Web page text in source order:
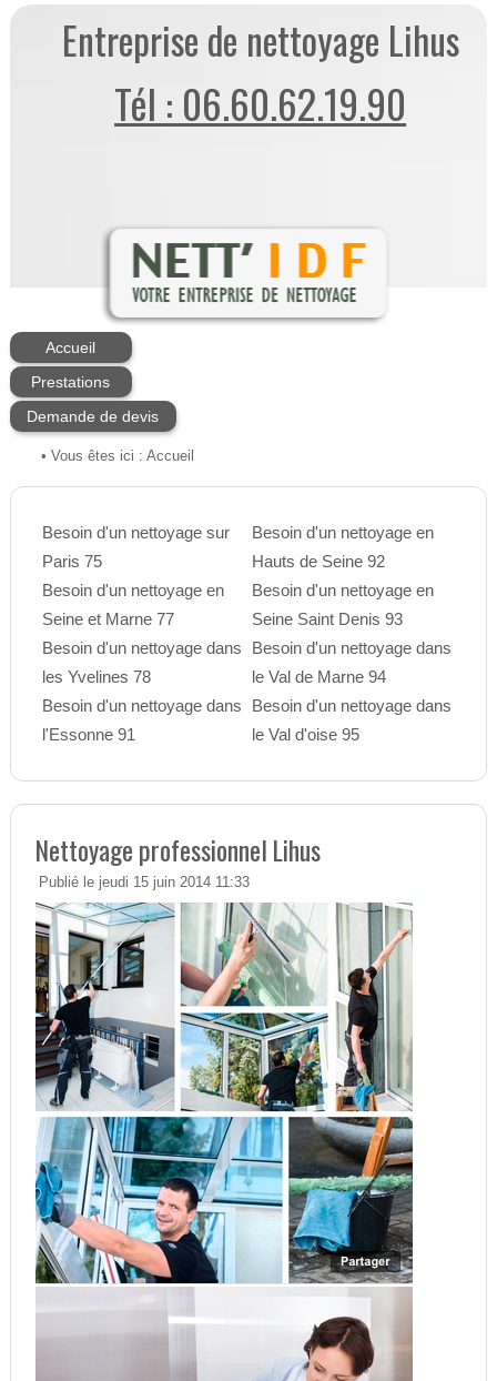
Entreprise de nettoyage Lihus
Tél : 06.60.62.19.90
Accueil
Prestations
Demande de devis
• Vous êtes ici : Accueil
Besoin d'un nettoyage sur
Paris 75
Besoin d'un nettoyage en
Seine et Marne 77
Besoin d'un nettoyage dans
les Yvelines 78
Besoin d'un nettoyage dans
l'Essonne 91
Besoin d'un nettoyage en
Hauts de Seine 92
Besoin d'un nettoyage en
Seine Saint Denis 93
Besoin d'un nettoyage dans
le Val de Marne 94
Besoin d'un nettoyage dans
le Val d'oise 95
Nettoyage professionnel Lihus
Publié le jeudi 15 juin 2014 11:33